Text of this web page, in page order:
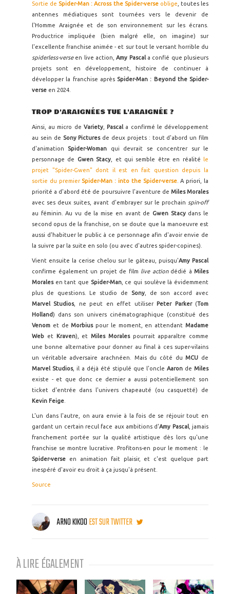
Sortie de Spider-Man : Across the Spider-verse oblige , toutes les
antennes médiatiques sont tournées vers le devenir de
l'Homme Araignée et de son environnement sur les écrans.
Productrice impliquée (bien malgré elle, on imagine) sur
l'excellente franchise animée - et sur tout le versant horrible du
spiderless-verse en live action,Amy Pascal a confié que plusieurs
projets sont en développement, histoire de continuer à
développer la franchise après Spider-Man : Beyond the Spider-
verse en 2024.
TROP D'ARAIGNÉES TUE L'ARAIGNÉE ?
Ainsi, au micro de Variety, Pascal a confirmé le développement
au sein de Sony Pictures de deux projets : tout d'abord un film
d'animation Spider-Woman qui devrait se concentrer sur le
personnage de Gwen Stacy , et qui semble être en réalité
le
projet "Spider-Gwen" dont il est en fait question depuis la
sortie du premier Spider-Man : into the Spider-verse. A priori, la
priorité a d'abord été de poursuivre l'aventure de Miles Morales
avec ses deux suites, avant d'embrayer sur le prochain spin-off
au féminin. Au vu de la mise en avant de Gwen Stacy dans le
second opus de la franchise, on se doute que la manoeuvre est
aussi d'habituer le public à ce personnage afin d'avoir envie de
la suivre par la suite en solo (ou avec d'autres spider-copines).
Vient ensuite la cerise chelou sur le gâteau, puisqu'Amy Pascal
confirme également un projet de film live action dédié à Miles
Morales en tant que Spider-Man, ce qui soulève là évidemment
plus de questions. Le studio de Sony, de son accord avec
Marvel Studios, ne peut en effet utiliser Peter Parker (Tom
Holland) dans son univers cinématographique (constitué des
Venom et deMorbiuspour le moment, en attendantMadame
Web et Kraven), et Miles Morales pourrait apparaître comme
une bonne alternative pour donner au final à ces super-vilains
un véritable adversaire arachnéen. Mais du côté duMCU de
Marvel Studios, il a déjà été stipulé que l'oncle Aaron de Miles
existe - et que donc ce dernier a aussi potentiellement son
ticket d'entrée dans l'univers chapeauté (ou casquetté) de
Kevin Feige
L'un dans l'autre, on aura envie à la fois de se réjouir tout en
gardant un certain recul face aux ambitions d'Amy Pascal, jamais
franchement portée sur la qualité artistique dès lors qu'une
franchise se montre lucrative. Profitons-en pour le moment : le
Spider-verse en animation fait plaisir, et c'est quelque part
inespéré d'avoir eu droit à ça jusqu'à présent.
Source
ARNO KIKOOEST SUR TWITTER
À LIRE ÉGALEMENT